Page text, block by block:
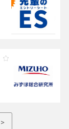
>